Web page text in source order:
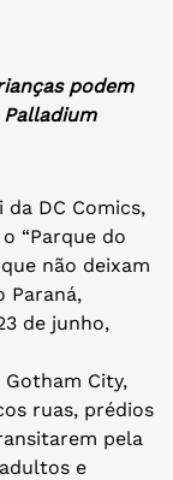
podem
DC Comics,
“Parque do
não deixam
Paraná,
de junho,
City,
ruas, prédios
pela
e